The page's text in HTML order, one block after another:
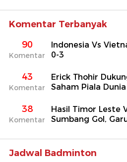
Komentar Terbanyak
90
Komentar
Indonesia Vs
0-3
43
Komentar
Erick Thohir
Saham Piala Dunia
38
Komentar
Hasil Timor Leste
Sumbang Gol,
Jadwal Badminton